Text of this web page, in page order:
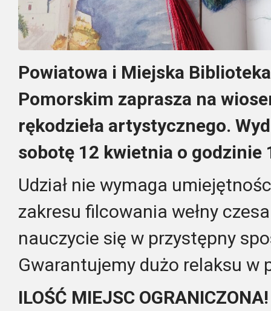
Powiatowa i Miejska
Pomorskim zaprasza na
rękodzieła artystycznego.
sobotę 12 kwietnia o godzinie
Udział nie wymaga
zakresu filcowania wełny
nauczycie się w przystępny
Gwarantujemy dużo relaksu w
ILOŚĆ MIEJSC OGRANICZONA!